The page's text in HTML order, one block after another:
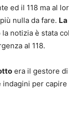
ed il 118 ma al
nulla da fare.
notizia è stata
al 118.
era il gestore
indagini per